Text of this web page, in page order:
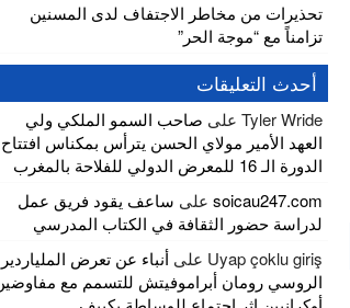
تحذيرات من مخاطر الاجتفاف لدى المسنين
تزامناً مع “موجة الحر”
أحدث التعليقات
Tyler Wrideعلى صاحب السمو الملكي ولي
العهد الأمير مولاي الحسن يترأس بمكناس افتتاح
الدورة الـ 16 للمعرض الدولي للفلاحة بالمغرب
soicau247.comعلى ساعف يقود فريق عمل
لدراسة حضور الثقافة في الكتاب المدرسي
Uyap çoklu giriş على أنباء عن تعرض الملياردير
الروسي رومان أبراموفيتش للتسمم مع